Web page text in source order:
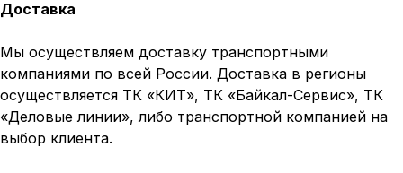
Доставка
Мы осуществляем доставку транспортными
компаниями по всей России. Доставка в регионы
осуществляется ТК «КИТ», ТК «Байкал-Сервис», ТК
«Деловые линии», либо транспортной компанией на
выбор клиента.
Написать в MAX